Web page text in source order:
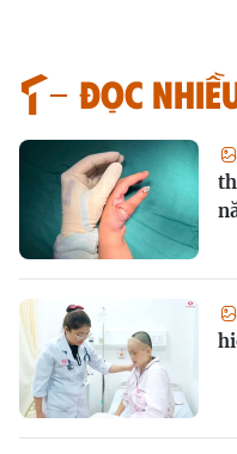
Đọc